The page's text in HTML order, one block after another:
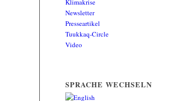
Klimakrise
Newsletter
Presseartikel
Tuukkaq-Circle
Video
SPRACHE WECHSELN